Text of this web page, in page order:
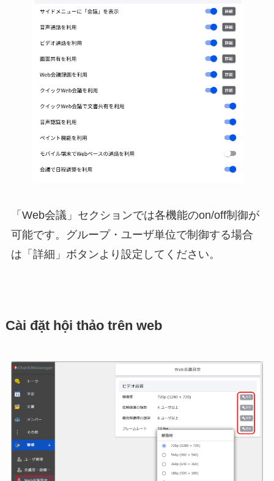
「Web会議」セクションでは各機能のon/off制御が
可能です。グループ・ユーザ単位で制御する場合
は「詳細」ボタンより設定してください。
Cài đặt hội thảo trên web